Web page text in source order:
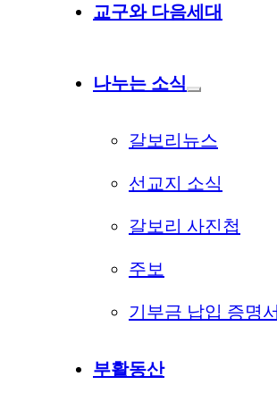
교구와 다음세대
나누는 소식
갈보리뉴스
선교지 소식
갈보리 사진첩
주보
기부금 납입 증명서
부활동산